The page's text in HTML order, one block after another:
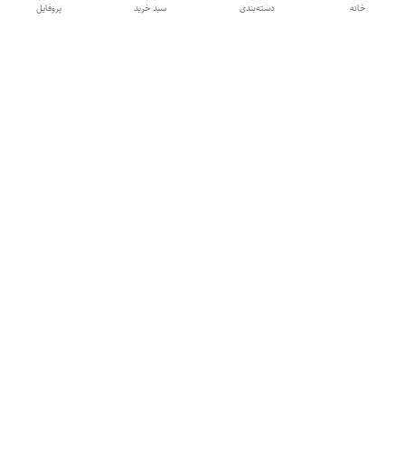
پروفایل سبد خرید دسته‌بندی خانه